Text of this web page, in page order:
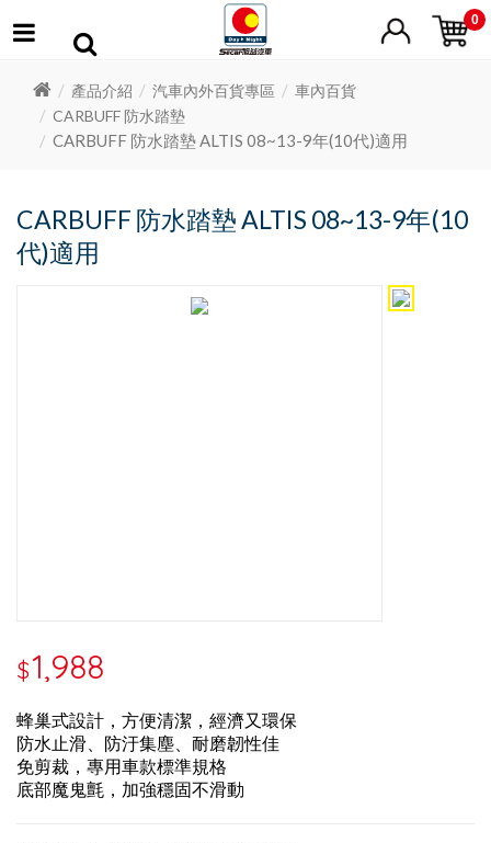
0
產品介紹 汽車內外百貨專區
車內百貨
CARBUFF 防水踏墊
CARBUFF 防水踏墊 ALTIS 08~13-9年(10代)適用
CARBUFF 防水踏墊 ALTIS 08~13-9年(10
代)適用
$1,988
蜂巢式設計，方便清潔，經濟又環保
防水止滑、防汙集塵、耐磨韌性佳
免剪裁，專用車款標準規格
底部魔鬼氈，加強穩固不滑動